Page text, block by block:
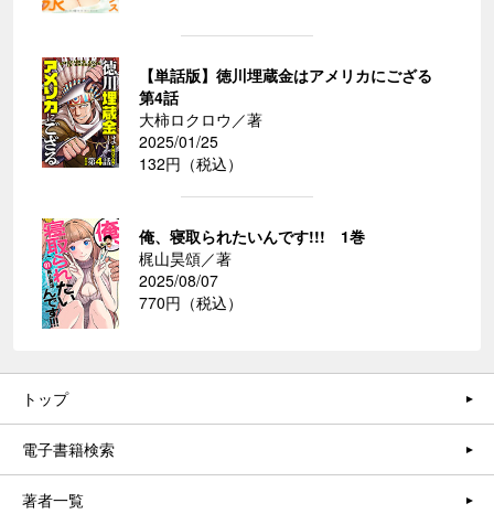
【単話版】徳川埋蔵金はアメリカにござる
第4話
大柿ロクロウ／著
2025/01/25
132円（税込）
俺、寝取られたいんです!!! 1巻
梶山昊頌／著
2025/08/07
770円（税込）
トップ
電子書籍検索
著者一覧